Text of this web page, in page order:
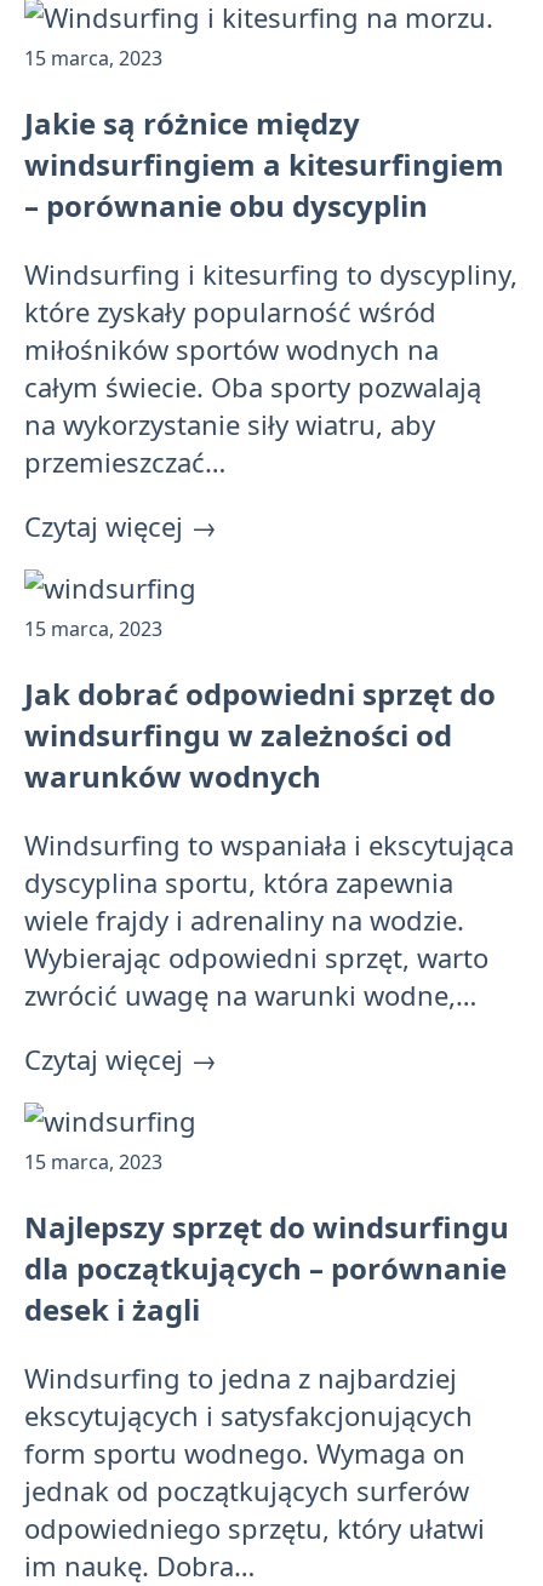
Opublikowano:
15 marca, 2023
Jakie są różnice między
windsurfingiem a kitesurfingiem
– porównanie obu dyscyplin
Windsurfing i kitesurfing to dyscypliny,
które zyskały popularność wśród
miłośników sportów wodnych na
całym świecie. Oba sporty pozwalają
na wykorzystanie siły wiatru, aby
przemieszczać…
Czytaj więcej →
Opublikowano:
15 marca, 2023
Jak dobrać odpowiedni sprzęt do
windsurfingu w zależności od
warunków wodnych
Windsurfing to wspaniała i ekscytująca
dyscyplina sportu, która zapewnia
wiele frajdy i adrenaliny na wodzie.
Wybierając odpowiedni sprzęt, warto
zwrócić uwagę na warunki wodne,…
Czytaj więcej →
Opublikowano:
15 marca, 2023
Najlepszy sprzęt do windsurfingu
dla początkujących – porównanie
desek i żagli
Windsurfing to jedna z najbardziej
ekscytujących i satysfakcjonujących
form sportu wodnego. Wymaga on
jednak od początkujących surferów
odpowiedniego sprzętu, który ułatwi
im naukę. Dobra…